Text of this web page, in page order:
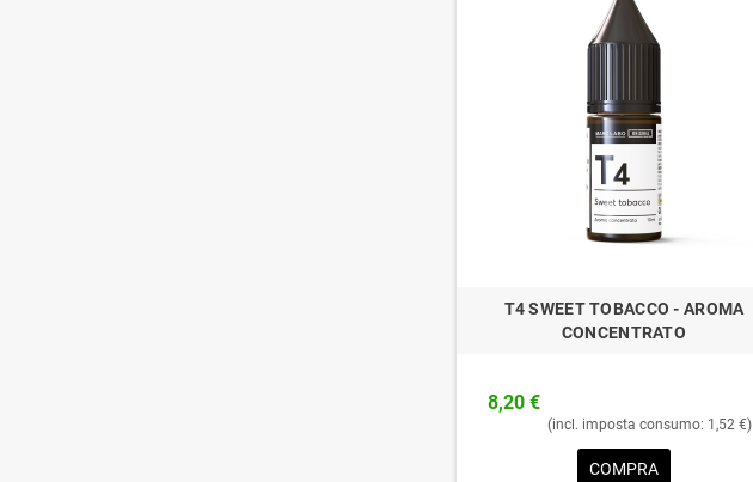
T4 SWEET TOBACCO - AROMA
CONCENTRATO
8,20 €
(incl. imposta consumo: 1,52 €)
COMPRA